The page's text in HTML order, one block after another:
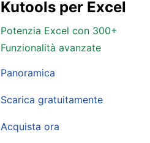
Kutools per Excel
Potenzia Excel con 300+
Funzionalità avanzate
Panoramica
Scarica gratuitamente
Acquista ora